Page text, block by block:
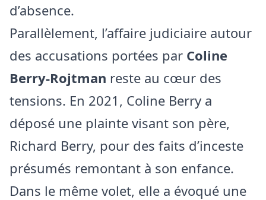
d’absence.
Parallèlement, l’affaire judiciaire autour
des accusations portées par Coline
Berry‑Rojtman reste au cœur des
tensions. En 2021, Coline Berry a
déposé une plainte visant son père,
Richard Berry, pour des faits d’inceste
présumés remontant à son enfance.
Dans le même volet, elle a évoqué une